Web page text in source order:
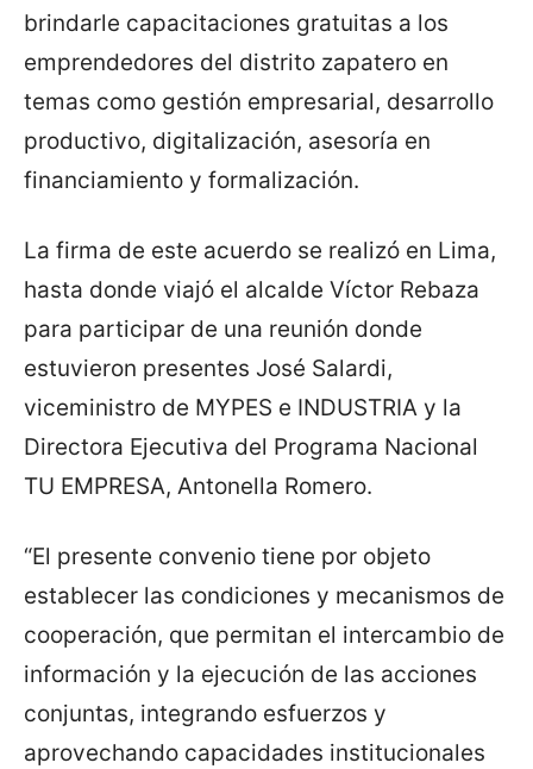
brindarle capacitaciones gratuitas a los
emprendedores del distrito zapatero en
temas como gestión empresarial, desarrollo
productivo, digitalización, asesoría en
financiamiento y formalización.
La firma de este acuerdo se realizó en Lima,
hasta donde viajó el alcalde Víctor Rebaza
para participar de una reunión donde
estuvieron presentes José Salardi,
viceministro de MYPES e INDUSTRIA y la
Directora Ejecutiva del Programa Nacional
TU EMPRESA, Antonella Romero.
“El presente convenio tiene por objeto
establecer las condiciones y mecanismos de
cooperación, que permitan el intercambio de
información y la ejecución de las acciones
conjuntas, integrando esfuerzos y
aprovechando capacidades institucionales